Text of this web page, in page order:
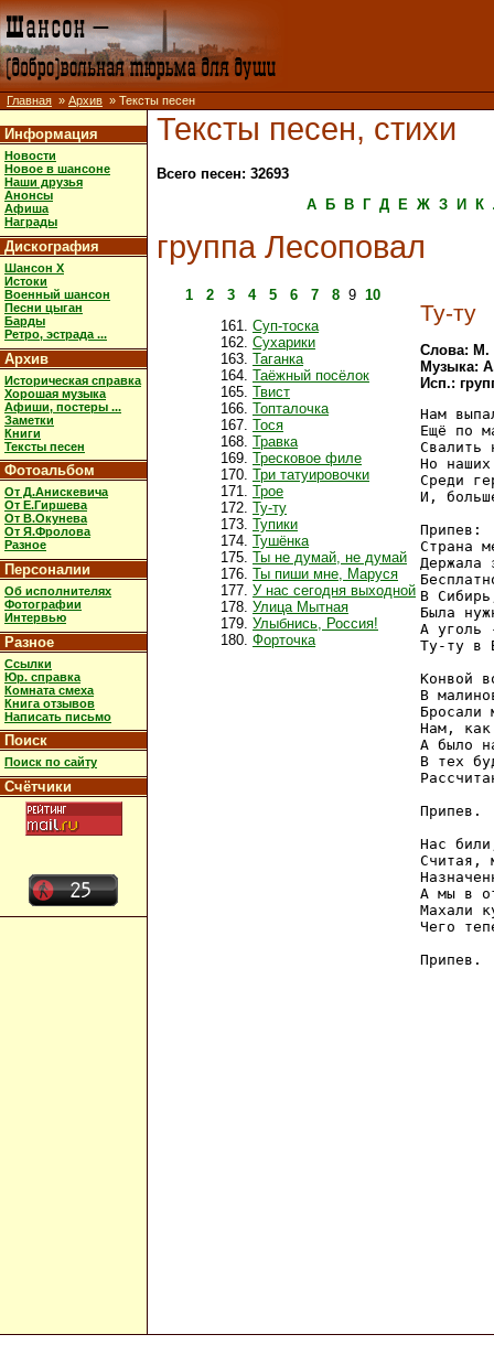
Главная » Архив » Тексты песен
Информация
Новости
Новое в шансоне
Наши друзья
Анонсы
Афиша
Награды
Дискография
Шансон X
Истоки
Военный шансон
Песни цыган
Барды
Ретро, эстрада ...
Архив
Историческая справка
Хорошая музыка
Афиши, постеры ...
Заметки
Книги
Тексты песен
Фотоальбом
От Д.Анискевича
От Е.Гиршева
От В.Окунева
От Я.Фролова
Разное
Персоналии
Об исполнителях
Фотографии
Интервью
Разное
Ссылки
Юр. справка
Комната смеха
Книга отзывов
Написать письмо
Поиск
Поиск по сайту
Счётчики
Тексты песен, стихи
Всего песен: 32693
А
Б В Г Д Е Ж З И К
группа Лесоповал
1 2 3 4 5 6 7 8 9 10
Суп-тоска
Сухарики
Таганка
Таёжный посёлок
Твист
Топталочка
Тося
Травка
Тресковое филе
Три татуировочки
Трое
Ту-ту
Тупики
Тушёнка
Ты не думай, не думай
Ты пиши мне, Маруся
У нас сегодня выходной
Улица Мытная
Улыбнись, Россия!
Форточка
Ту-ту
Слова: М.
Музыка:
Исп.:
Нам
Ещё по
Свалить
Но
Среди
И,
Припев:
Страна
Держала
В
Была
А
Ту-ту в
Конвой
В
Бросали
Нам,
А было
В тех
Припев.
Нас
Считая,
А мы в
Махали
Чего